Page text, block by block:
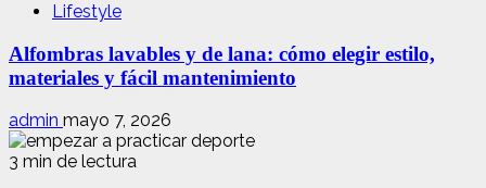
Lifestyle
Alfombras lavables y de lana: cómo elegir estilo,
materiales y fácil mantenimiento
admin mayo 7, 2026
3 min de lectura